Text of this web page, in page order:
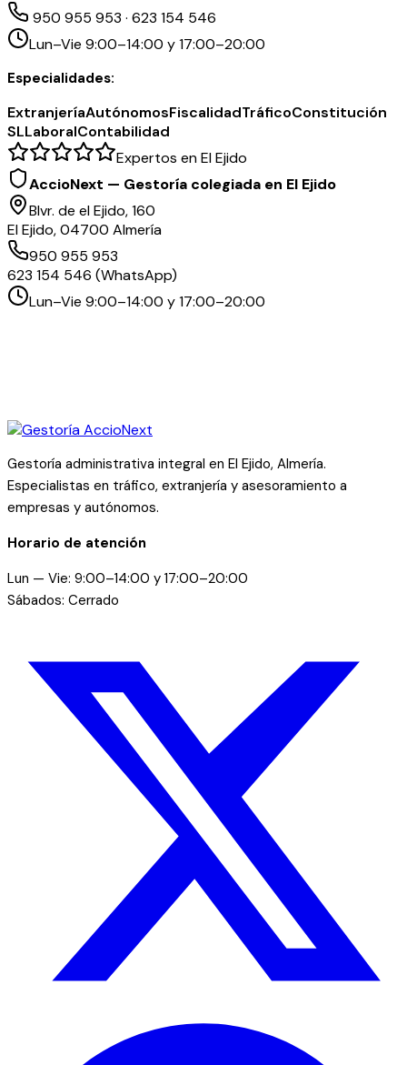
950 955 953 · 623 154 546
Lun–Vie 9:00–14:00 y 17:00–20:00
Especialidades:
ExtranjeríaAutónomosFiscalidadTráficoConstitución
SLLaboralContabilidad
Expertos en El Ejido
AccioNext — Gestoría colegiada en El Ejido
Blvr. de el Ejido, 160
El Ejido, 04700 Almería
950 955 953
623 154 546 (WhatsApp)
Lun–Vie 9:00–14:00 y 17:00–20:00
Gestoría administrativa integral en El Ejido, Almería.
Especialistas en tráfico, extranjería y asesoramiento a
empresas y autónomos.
Horario de atención
Lun — Vie: 9:00–14:00 y 17:00–20:00
Sábados: Cerrado